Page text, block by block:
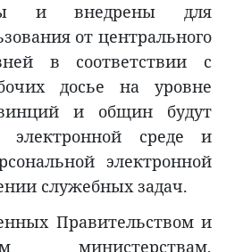
и внедрены для
от центрального
в соответствии с
досье на уровне
и общин будут
электронной среде и
электронной
служебных задач.
Правительством и
министерствам,